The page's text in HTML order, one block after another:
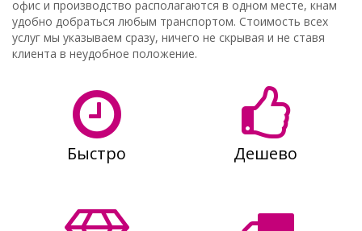
офис и производство располагаются в одном месте, кнам
удобно добраться любым транспортом. Стоимость всех
услуг мы указываем сразу, ничего не скрывая и не ставя
клиента в неудобное положение.
Быстро Дешево